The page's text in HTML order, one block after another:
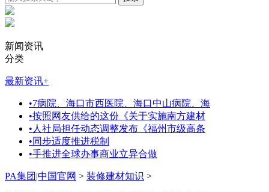
新闻资讯
分类
最新资讯+
•7病院、海口市西医院、海口中山病院、海
•按照网友供给的这份《关于实施南方建材
• 人社局担任动态调整发布《福州市级高条
•同步适度推进税制
•手推进全球办事商业立异合做
PA集团|中国官网 > 装修建材知识 >